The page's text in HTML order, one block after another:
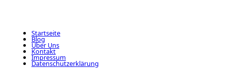
Startseite
Blog
Über Uns
Kontakt
Impressum
Datenschutzerklärung